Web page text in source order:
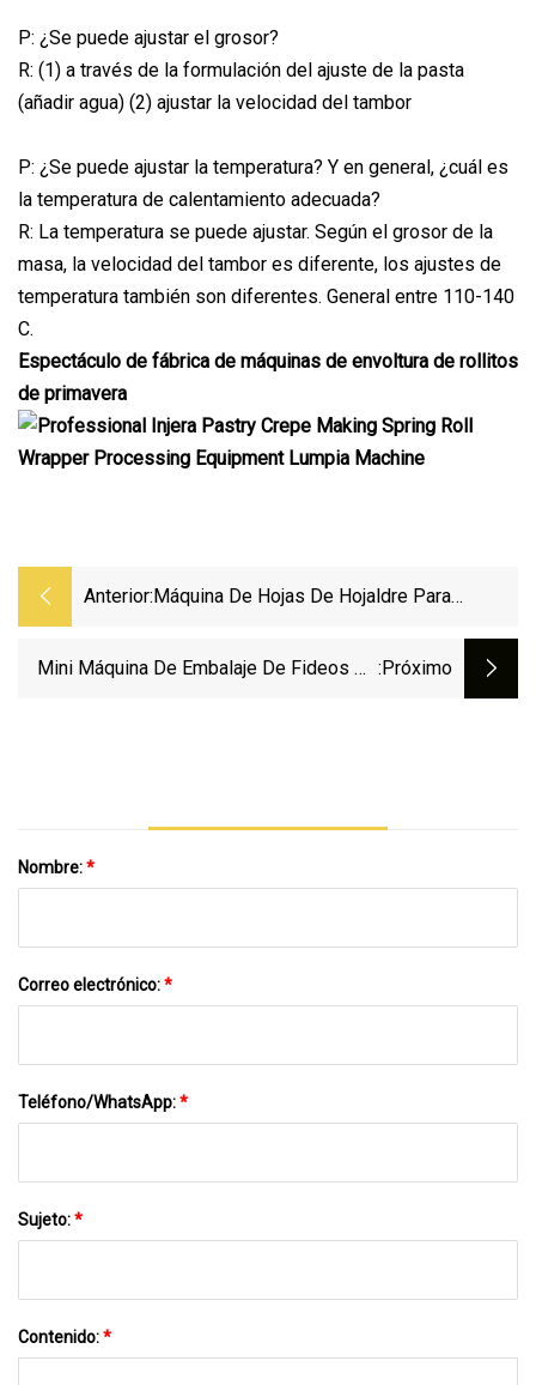
P: ¿Se puede ajustar el grosor?
R: (1) a través de la formulación del ajuste de la pasta
(añadir agua) (2) ajustar la velocidad del tambor
P: ¿Se puede ajustar la temperatura? Y en general, ¿cuál es
la temperatura de calentamiento adecuada?
R: La temperatura se puede ajustar. Según el grosor de la
masa, la velocidad del tambor es diferente, los ajustes de
temperatura también son diferentes. General entre 110-140
C.
Espectáculo de fábrica de máquinas de envoltura de rollitos
de primavera
Anterior:Máquina De Hojas De Hojaldre Para
Inoxidable
Mini Máquina De Embalaje De Fideos De :próximo
Nombre:*
Correo electrónico:*
Teléfono/WhatsApp:*
Sujeto:*
Contenido:*